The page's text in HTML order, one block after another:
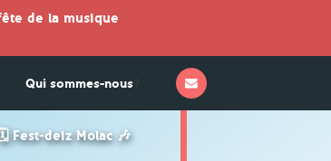
Qui sommes-nous?
Fest-deiz Molac 🎶
de la musique